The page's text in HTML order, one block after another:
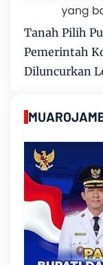
Tanah Pilih
Pemerintah
Diluncurkan